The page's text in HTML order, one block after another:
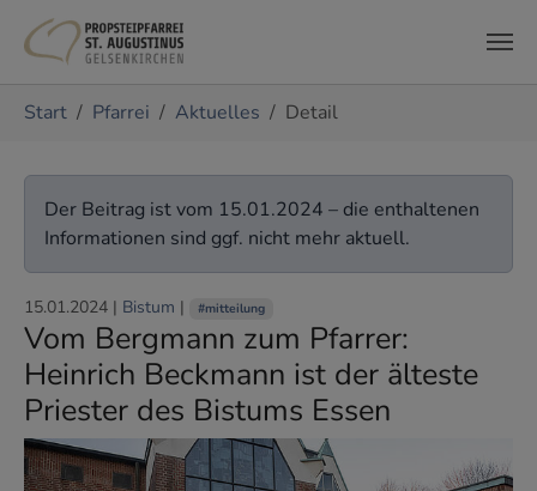
Start Pfarrei Aktuelles Detail
Der Beitrag ist vom 15.01.2024 – die enthaltenen
Informationen sind ggf. nicht mehr aktuell.
15.01.2024 | Bistum | #mitteilung
Vom Bergmann zum Pfarrer:
Heinrich Beckmann ist der älteste
Priester des Bistums Essen